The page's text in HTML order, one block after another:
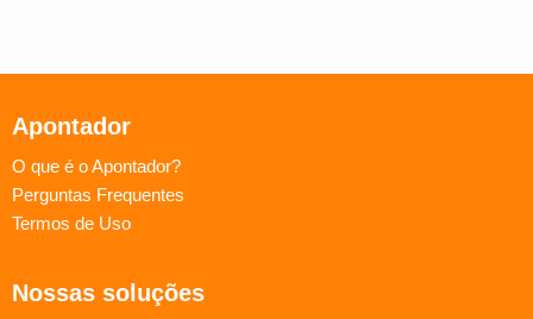
Apontador
O que é o Apontador?
Perguntas Frequentes
Termos de Uso
Nossas soluções